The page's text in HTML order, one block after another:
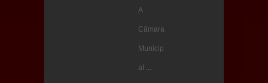
A
Câmara
Municip
al ...